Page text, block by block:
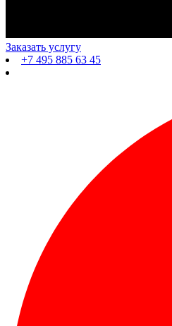
Заказать услугу
+7 495 885 63 45